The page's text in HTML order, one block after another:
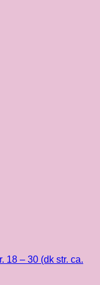
18 – 30 (dk str. ca.